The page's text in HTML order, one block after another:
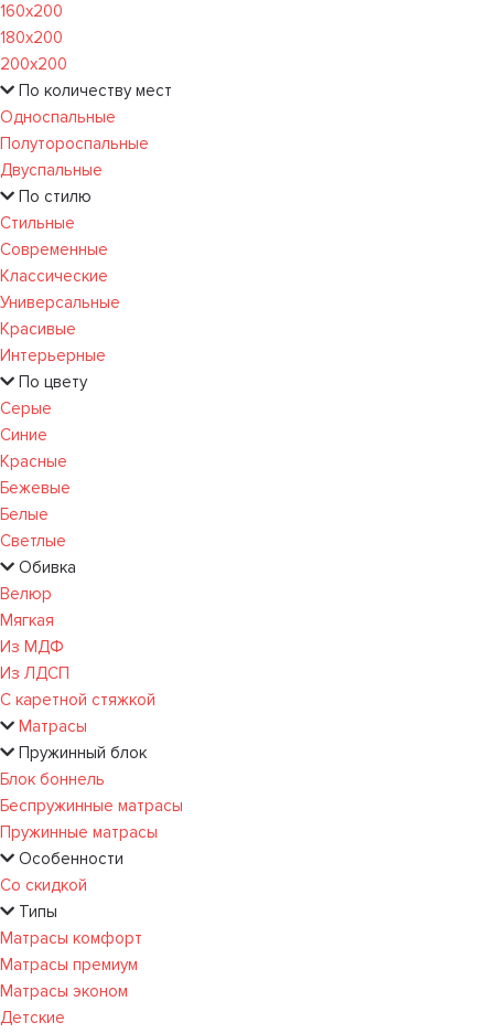
160х200
180х200
200х200
По количеству мест
Односпальные
Полутороспальные
Двуспальные
По стилю
Стильные
Современные
Классические
Универсальные
Красивые
Интерьерные
По цвету
Серые
Синие
Красные
Бежевые
Белые
Светлые
Обивка
Велюр
Мягкая
Из МДФ
Из ЛДСП
С каретной стяжкой
Матрасы
Пружинный блок
Блок боннель
Беспружинные матрасы
Пружинные матрасы
Особенности
Со скидкой
Типы
Матрасы комфорт
Матрасы премиум
Матрасы эконом
Детские